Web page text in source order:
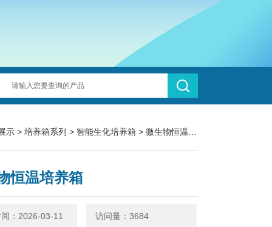
示 > 培养箱系列 > 智能生化培养箱 > 微生物恒温培养箱
恒温培养箱
：2026-03-11 访问量：3684